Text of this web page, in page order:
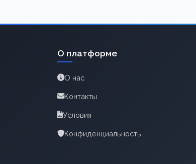
О платформе
О нас
Контакты
Условия
Конфиденциальность